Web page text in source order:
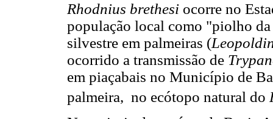
Rhodnius brethesi ocorre no
população local como "piolho
silvestre em palmeiras (
ocorrido a transmissão de
em piaçabais no Município de
palmeira, no ecótopo natural do